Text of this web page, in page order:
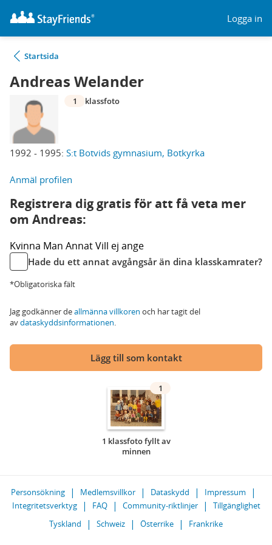
Logga in
Startsida
Andreas Welander
1992 - 1995: S:t Botvids gymnasium, Botkyrka
1 klassfoto
Anmäl profilen
Registrera dig gratis för att få veta mer
om Andreas:
Kvinna Man AnnatVill ej ange
Hade du ett annat avgångsår än dina klasskamrater?
*Obligatoriska fält
Jag godkänner deallmänna villkoren och har tagit del
avdataskyddsinformationen.
Lägg till som kontakt
1
1 klassfoto fyllt av
minnen
Personsökning Medlemsvillkor Dataskydd
Impressum
Integritetsverktyg
FAQ Community-riktlinjer
Tillgänglighet
Tyskland
Schweiz Österrike Frankrike